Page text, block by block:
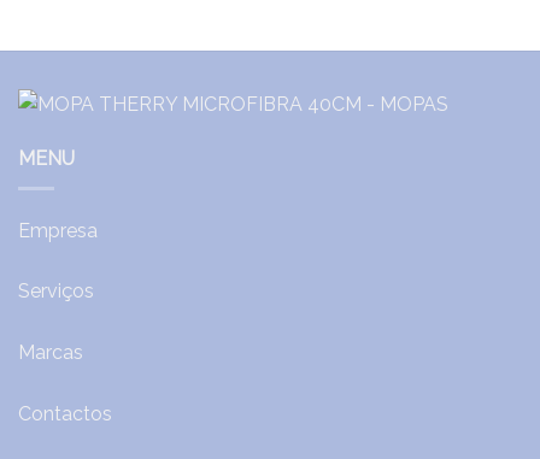
MENU
Empresa
Serviços
Marcas
Contactos